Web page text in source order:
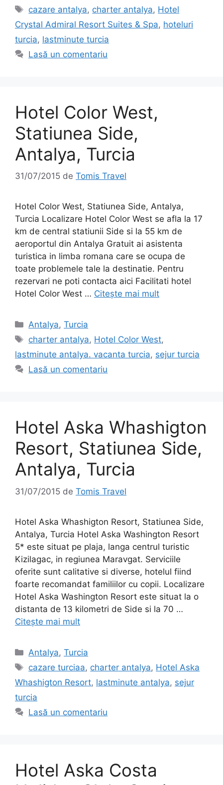
Etichete
cazare antalya, charter antalya, Hotel
Crystal Admiral Resort Suites & Spa, hoteluri
turcia, lastminute turcia
Lasă un comentariu
Hotel Color West,
Statiunea Side,
Antalya, Turcia
31/07/2015 de Tomis Travel
Hotel Color West, Statiunea Side, Antalya,
Turcia Localizare Hotel Color West se afla la 17
km de central statiunii Side si la 55 km de
aeroportul din Antalya Gratuit ai asistenta
turistica in limba romana care se ocupa de
toate problemele tale la destinatie. Pentru
rezervari ne poti contacta aici Facilitati hotel
Hotel Color West … Citește mai mult
Categorii
Antalya,Turcia
Etichete
charter antalya, Hotel Color West,
lastminute antalya. vacanta turcia, sejur turcia
Lasă un comentariu
Hotel Aska Whashigton
Resort, Statiunea Side,
Antalya, Turcia
31/07/2015 de Tomis Travel
Hotel Aska Whashigton Resort, Statiunea Side,
Antalya, Turcia Hotel Aska Washington Resort
5* este situat pe plaja, langa centrul turistic
Kizilagac, in regiunea Maravgat. Serviciile
oferite sunt calitative si diverse, hotelul fiind
foarte recomandat familiilor cu copii. Localizare
Hotel Aska Washington Resort este situat la o
distanta de 13 kilometri de Side si la 70 …
Citește mai mult
Categorii
Antalya,Turcia
Etichete
cazare turciaa, charter antalya, Hotel Aska
Whashigton Resort, lastminute antalya, sejur
turcia
Lasă un comentariu
Hotel Aska Costa